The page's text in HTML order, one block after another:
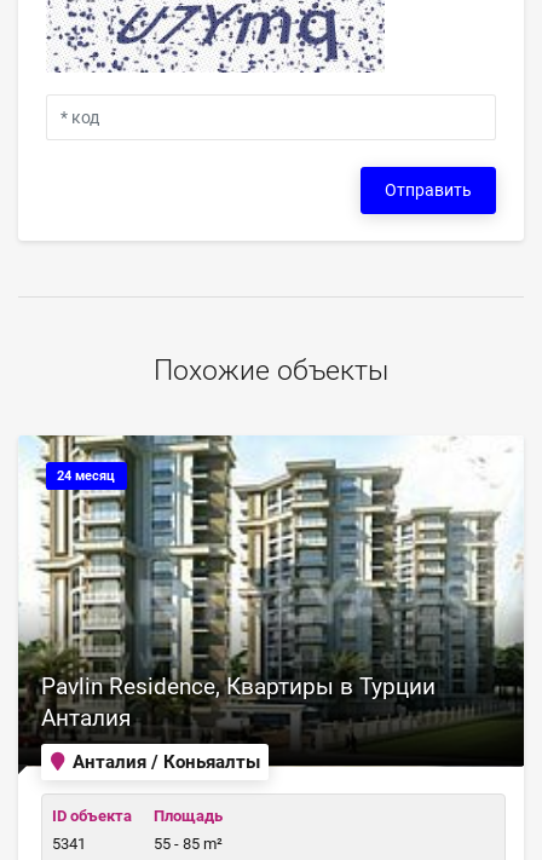
Отправить
Похожие объекты
24 месяц
Анталия / Коньяалты
Pavlin Residence, Квартиры в Турции
Анталия
ID объекта
5341
Площадь
55 - 85 m²